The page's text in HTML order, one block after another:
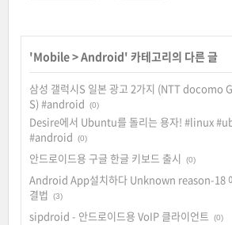
'Mobile>Android' 카테고리의 다른 글
삼성 갤럭시S 일본 광고 2가지 (NTT docomo
S) #android
(0)
Desire에서 Ubuntu를 돌리는 용자! #linux
#android
(0)
안드로이드용 구글 한글 키보드 출시
(0)
Android App설치하다 Unknown reason-18
결법
(3)
sipdroid - 안드로이드용 VoIP 클라이언트
(0)